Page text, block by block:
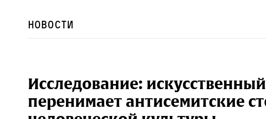
Новости
Исследование:
перенимает антисемитские